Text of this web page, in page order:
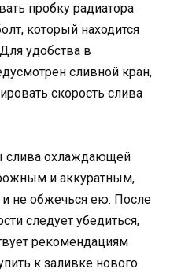
пробку радиатора
который находится
удобства в
сливной кран,
скорость слива
слива охлаждающей
и аккуратным,
не обжечься ею. После
следует убедиться,
рекомендациям
к заливке нового